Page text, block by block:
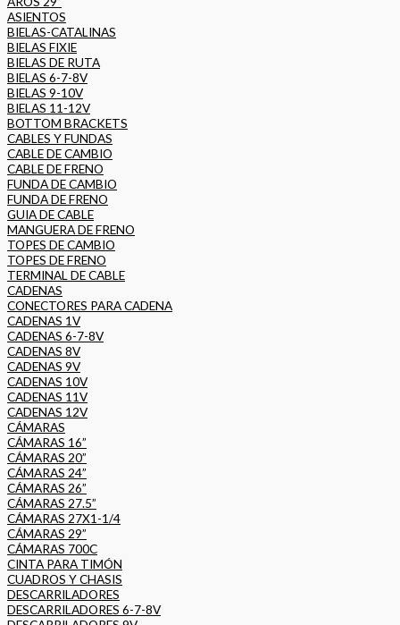
ASIENTOS
BIELAS-CATALINAS
BIELAS FIXIE
BIELAS DE RUTA
BIELAS 6-7-8V
BIELAS 9-10V
BIELAS 11-12V
BOTTOM BRACKETS
CABLES Y FUNDAS
CABLE DE CAMBIO
CABLE DE FRENO
FUNDA DE CAMBIO
FUNDA DE FRENO
GUIA DE CABLE
MANGUERA DE FRENO
TOPES DE CAMBIO
TOPES DE FRENO
TERMINAL DE CABLE
CADENAS
CONECTORES PARA CADENA
CADENAS 1V
CADENAS 6-7-8V
CADENAS 8V
CADENAS 9V
CADENAS 10V
CADENAS 11V
CADENAS 12V
CÁMARAS
CÁMARAS 16”
CÁMARAS 20”
CÁMARAS 24”
CÁMARAS 26”
CÁMARAS 27.5”
CÁMARAS 27X1-1/4
CÁMARAS 29”
CÁMARAS 700C
CINTA PARA TIMÓN
CUADROS Y CHASIS
DESCARRILADORES
DESCARRILADORES 6-7-8V